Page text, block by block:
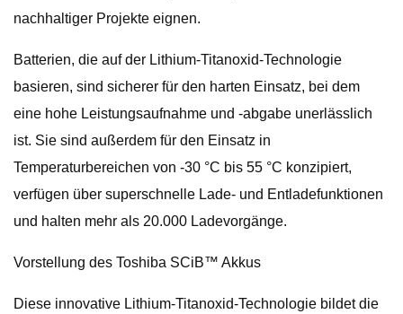
nachhaltiger Projekte eignen.
Batterien, die auf der Lithium-Titanoxid-Technologie
basieren, sind sicherer für den harten Einsatz, bei dem
eine hohe Leistungsaufnahme und -abgabe unerlässlich
ist. Sie sind außerdem für den Einsatz in
Temperaturbereichen von -30 °C bis 55 °C konzipiert,
verfügen über superschnelle Lade- und Entladefunktionen
und halten mehr als 20.000 Ladevorgänge.
Vorstellung des Toshiba SCiB™ Akkus
Diese innovative Lithium-Titanoxid-Technologie bildet die